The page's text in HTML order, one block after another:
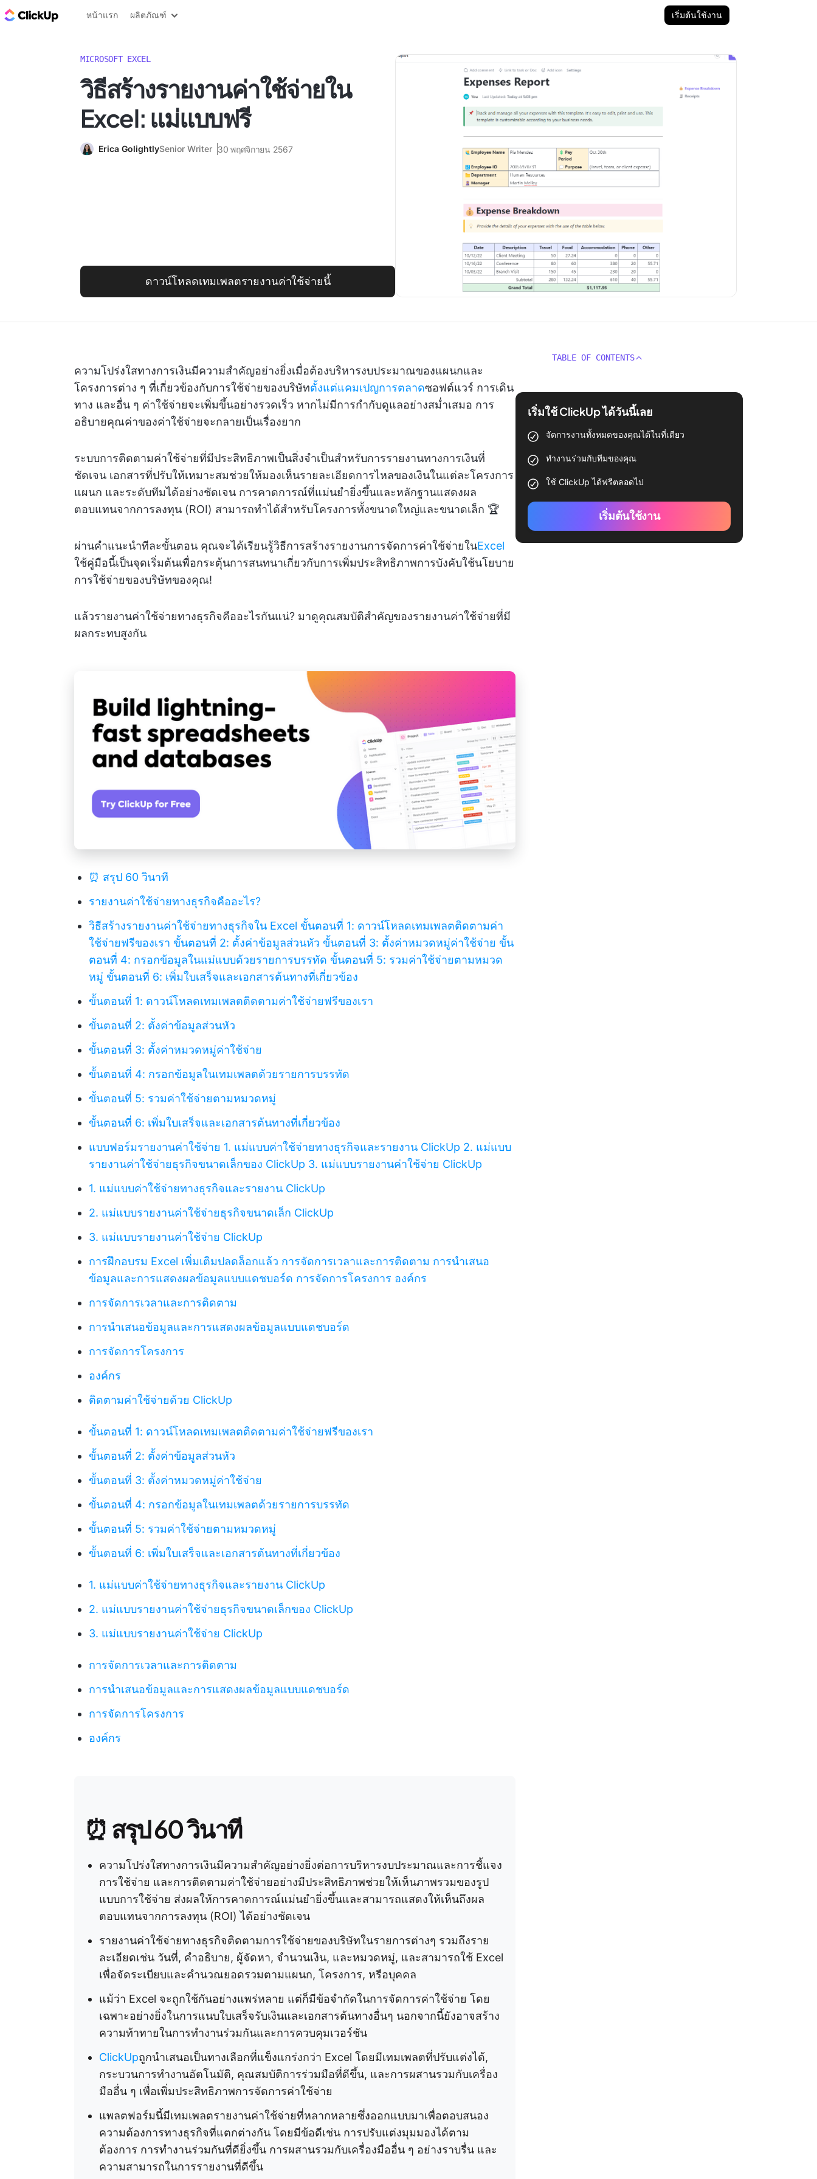
บล็อก ClickUp
หน้าแรก ผลิตภัณฑ์ เริ่มต้นใช้งาน
MICROSOFT EXCEL
วิธีสร้างรายงานค่าใช้จ่ายใน
Excel: แม่แบบฟรี
Erica GolightlySenior Writer 30 พฤศจิกายน 2567
ดาวน์โหลดเทมเพลตรายงานค่าใช้จ่ายนี้
ความโปร่งใสทางการเงินมีความสำคัญอย่างยิ่งเมื่อต้องบริหารงบประมาณของแผนกและ
โครงการต่าง ๆ ที่เกี่ยวข้องกับการใช้จ่ายของบริษัทตั้งแต่แคมเปญการตลาดซอฟต์แวร์ การเดิน
ทาง และอื่น ๆ ค่าใช้จ่ายจะเพิ่มขึ้นอย่างรวดเร็ว หากไม่มีการกำกับดูแลอย่างสม่ำเสมอ การ
อธิบายคุณค่าของค่าใช้จ่ายจะกลายเป็นเรื่องยาก
ระบบการติดตามค่าใช้จ่ายที่มีประสิทธิภาพเป็นสิ่งจำเป็นสำหรับการรายงานทางการเงินที่
ชัดเจน เอกสารที่ปรับให้เหมาะสมช่วยให้มองเห็นรายละเอียดการไหลของเงินในแต่ละโครงการ
แผนก และระดับทีมได้อย่างชัดเจน การคาดการณ์ที่แม่นยำยิ่งขึ้นและหลักฐานแสดงผล
ตอบแทนจากการลงทุน (ROI) สามารถทำได้สำหรับโครงการทั้งขนาดใหญ่และขนาดเล็ก 🏆
ผ่านคำแนะนำทีละขั้นตอน คุณจะได้เรียนรู้วิธีการสร้างรายงานการจัดการค่าใช้จ่ายในExcel
ใช้คู่มือนี้เป็นจุดเริ่มต้นเพื่อกระตุ้นการสนทนาเกี่ยวกับการเพิ่มประสิทธิภาพการบังคับใช้นโยบาย
การใช้จ่ายของบริษัทของคุณ!
แล้วรายงานค่าใช้จ่ายทางธุรกิจคืออะไรกันแน่? มาดูคุณสมบัติสำคัญของรายงานค่าใช้จ่ายที่มี
ผลกระทบสูงกัน
⏰ สรุป 60 วินาที
รายงานค่าใช้จ่ายทางธุรกิจคืออะไร?
วิธีสร้างรายงานค่าใช้จ่ายทางธุรกิจใน Excel ขั้นตอนที่ 1: ดาวน์โหลดเทมเพลตติดตามค่า
ใช้จ่ายฟรีของเรา ขั้นตอนที่ 2: ตั้งค่าข้อมูลส่วนหัว ขั้นตอนที่ 3: ตั้งค่าหมวดหมู่ค่าใช้จ่าย ขั้น
ตอนที่ 4: กรอกข้อมูลในแม่แบบด้วยรายการบรรทัด ขั้นตอนที่ 5: รวมค่าใช้จ่ายตามหมวด
หมู่ ขั้นตอนที่ 6: เพิ่มใบเสร็จและเอกสารต้นทางที่เกี่ยวข้อง
ขั้นตอนที่ 1: ดาวน์โหลดเทมเพลตติดตามค่าใช้จ่ายฟรีของเรา
ขั้นตอนที่ 2: ตั้งค่าข้อมูลส่วนหัว
ขั้นตอนที่ 3: ตั้งค่าหมวดหมู่ค่าใช้จ่าย
ขั้นตอนที่ 4: กรอกข้อมูลในเทมเพลตด้วยรายการบรรทัด
ขั้นตอนที่ 5: รวมค่าใช้จ่ายตามหมวดหมู่
ขั้นตอนที่ 6: เพิ่มใบเสร็จและเอกสารต้นทางที่เกี่ยวข้อง
แบบฟอร์มรายงานค่าใช้จ่าย 1. แม่แบบค่าใช้จ่ายทางธุรกิจและรายงาน ClickUp 2. แม่แบบ
รายงานค่าใช้จ่ายธุรกิจขนาดเล็กของ ClickUp 3. แม่แบบรายงานค่าใช้จ่าย ClickUp
1. แม่แบบค่าใช้จ่ายทางธุรกิจและรายงาน ClickUp
2. แม่แบบรายงานค่าใช้จ่ายธุรกิจขนาดเล็ก ClickUp
3. แม่แบบรายงานค่าใช้จ่าย ClickUp
การฝึกอบรม Excel เพิ่มเติมปลดล็อกแล้ว การจัดการเวลาและการติดตาม การนำเสนอ
ข้อมูลและการแสดงผลข้อมูลแบบแดชบอร์ด การจัดการโครงการ องค์กร
การจัดการเวลาและการติดตาม
การนำเสนอข้อมูลและการแสดงผลข้อมูลแบบแดชบอร์ด
การจัดการโครงการ
องค์กร
ติดตามค่าใช้จ่ายด้วย ClickUp
ขั้นตอนที่ 1: ดาวน์โหลดเทมเพลตติดตามค่าใช้จ่ายฟรีของเรา
ขั้นตอนที่ 2: ตั้งค่าข้อมูลส่วนหัว
ขั้นตอนที่ 3: ตั้งค่าหมวดหมู่ค่าใช้จ่าย
ขั้นตอนที่ 4: กรอกข้อมูลในเทมเพลตด้วยรายการบรรทัด
ขั้นตอนที่ 5: รวมค่าใช้จ่ายตามหมวดหมู่
ขั้นตอนที่ 6: เพิ่มใบเสร็จและเอกสารต้นทางที่เกี่ยวข้อง
1. แม่แบบค่าใช้จ่ายทางธุรกิจและรายงาน ClickUp
2. แม่แบบรายงานค่าใช้จ่ายธุรกิจขนาดเล็กของ ClickUp
3. แม่แบบรายงานค่าใช้จ่าย ClickUp
การจัดการเวลาและการติดตาม
การนำเสนอข้อมูลและการแสดงผลข้อมูลแบบแดชบอร์ด
การจัดการโครงการ
องค์กร
⏰ สรุป 60 วินาที
ความโปร่งใสทางการเงินมีความสำคัญอย่างยิ่งต่อการบริหารงบประมาณและการชี้แจง
การใช้จ่าย และการติดตามค่าใช้จ่ายอย่างมีประสิทธิภาพช่วยให้เห็นภาพรวมของรูป
แบบการใช้จ่าย ส่งผลให้การคาดการณ์แม่นยำยิ่งขึ้นและสามารถแสดงให้เห็นถึงผล
ตอบแทนจากการลงทุน (ROI) ได้อย่างชัดเจน
รายงานค่าใช้จ่ายทางธุรกิจติดตามการใช้จ่ายของบริษัทในรายการต่างๆ รวมถึงราย
ละเอียดเช่น วันที่, คำอธิบาย, ผู้จัดหา, จำนวนเงิน, และหมวดหมู่, และสามารถใช้ Excel
เพื่อจัดระเบียบและคำนวณยอดรวมตามแผนก, โครงการ, หรือบุคคล
แม้ว่า Excel จะถูกใช้กันอย่างแพร่หลาย แต่ก็มีข้อจำกัดในการจัดการค่าใช้จ่าย โดย
เฉพาะอย่างยิ่งในการแนบใบเสร็จรับเงินและเอกสารต้นทางอื่นๆ นอกจากนี้ยังอาจสร้าง
ความท้าทายในการทำงานร่วมกันและการควบคุมเวอร์ชัน
ClickUpถูกนำเสนอเป็นทางเลือกที่แข็งแกร่งกว่า Excel โดยมีเทมเพลตที่ปรับแต่งได้,
กระบวนการทำงานอัตโนมัติ, คุณสมบัติการร่วมมือที่ดีขึ้น, และการผสานรวมกับเครื่อง
มืออื่น ๆ เพื่อเพิ่มประสิทธิภาพการจัดการค่าใช้จ่าย
แพลตฟอร์มนี้มีเทมเพลตรายงานค่าใช้จ่ายที่หลากหลายซึ่งออกแบบมาเพื่อตอบสนอง
ความต้องการทางธุรกิจที่แตกต่างกัน โดยมีข้อดีเช่น การปรับแต่งมุมมองได้ตาม
ต้องการ การทำงานร่วมกันที่ดียิ่งขึ้น การผสานรวมกับเครื่องมืออื่น ๆ อย่างราบรื่น และ
ความสามารถในการรายงานที่ดีขึ้น
TABLE OF CONTENTS
เริ่มใช้ ClickUp ได้วันนี้เลย
จัดการงานทั้งหมดของคุณได้ในที่เดียว
ทำงานร่วมกับทีมของคุณ
ใช้ ClickUp ได้ฟรีตลอดไป
เริ่มต้นใช้งาน